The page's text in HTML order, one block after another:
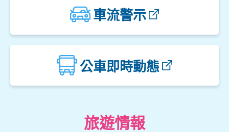
觀音山遊客中心停車場一
楓櫃斗湖停車場
中角灣停車場
車流警示
公車即時動態
旅遊情報